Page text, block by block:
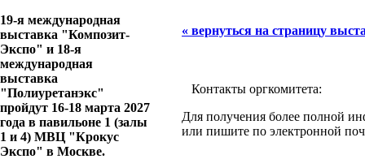
19-я международная
выставка "Композит-
Экспо" и 18-я
международная
выставка
"Полиуретанэкс"
пройдут 16-18 марта 2027
года в павильоне 1 (залы
1 и 4) МВЦ "Крокус
Экспо" в Москве.
« вернуться на страницу
Контакты оргкомитета:
Для получения более полной
или пишите по электронной